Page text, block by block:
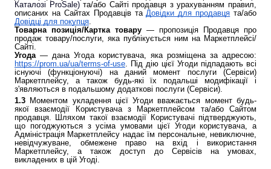
Каталозі ProSale)та/або Сайті продавця з урахуванням правил,
описаних на Сайтах Продавців таДовідки для продавця та/або
Довідці для покупця.
Товарна позиція/Картка товару — пропозиція Продавця про
продаж товару/послуги, яка публікується ним на Маркетплейсі/
Сайті.
Угода— дана Угода користувача, яка розміщена за адресою:
https://prom.ua/ua/terms-of-use. Під дію цієї Угоди підпадають всі
існуючі (функціонуючі) на даний момент послуги (Сервіси)
Маркетплейсу, а також будь-які їх подальші модифікації і
з'являються в подальшому додаткові послуги (Сервіси).
1.3 Моментом укладення цієї Угоди вважається момент будь-
якої взаємодії Користувача з Маркетплейсом та/або Сайтом
продавця. Шляхом такої взаємодії Користувачі підтверджують,
що погоджуються з усіма умовами цієї Угоди користувача, а
Адміністрація Маркетплейсу надає їм персональне, невиключне,
невідчужуване, обмежене право на вхід і використання
Маркетплейсу, а також доступ до Сервісів на умовах,
викладених в цій Угоді.